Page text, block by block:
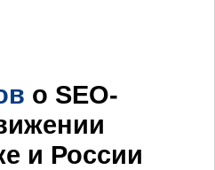
о SEO-
и России